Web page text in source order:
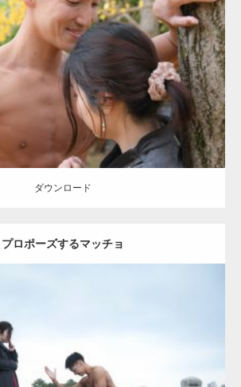
Update: 2021.07.8
チョ その他 AKIHITO(細マッチョ) 大胸筋 肩 腹
筋
ダウンロード
プロポーズするマッチョ
チョ AKIHITO(細マッチョ)
肩